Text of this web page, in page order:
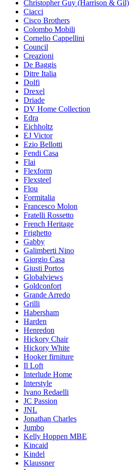
Christopher Guy (Harrison & Gil)
Ciacci
Cisco Brothers
Colombo Mobili
Cornelio Cappellini
Council
Creazioni
De Baggis
Ditre Italia
Dolfi
Drexel
Driade
DV Home Collection
Edra
Eichholtz
EJ Victor
Ezio Bellotti
Fendi Casa
Flai
Flexform
Flexsteel
Flou
Formitalia
Francesco Molon
Fratelli Rossetto
French Heritage
Frighetto
Gabby
Galimberti Nino
Giorgio Casa
Giusti Portos
Globalviews
Goldconfort
Grande Arredo
Grilli
Habersham
Harden
Henredon
Hickory Chair
Hickory White
Hooker firniture
Il Loft
Interlude Home
Interstyle
Ivano Redaelli
JC Passion
JNL
Jonathan Charles
Jumbo
Kelly Hoppen MBE
Kincaid
Kindel
Klaussner